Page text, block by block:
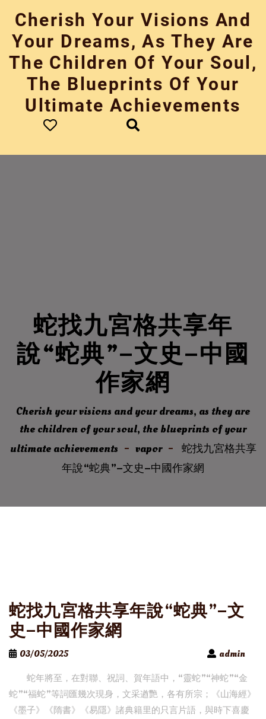
content
Cherish Your Visions And
Your Dreams, As They Are
The Children Of Your Soul,
The Blueprints Of Your
Ultimate Achievements
蛇找九宮格共享年
說“蛇典”–文史–中國
作家網
Cherish your visions and your dreams, as they are
the children of your soul, the blueprints of your
ultimate achievements
vapor
蛇找九宮格共享
年說“蛇典”–文史–中國作家網
蛇找九宮格共享年說“蛇典”–文
史–中國作家網
03/05/2025
admin
蛇年將至，在對聯、祝詞、賀年語中，“靈蛇”“神蛇”“金
蛇”“福蛇”等詞匯幾次現身，文采遒艷，各有所宗；《山海經》
《墨子》《隋書》《易隱》諸典籍里的只言片語，與時下喜慶